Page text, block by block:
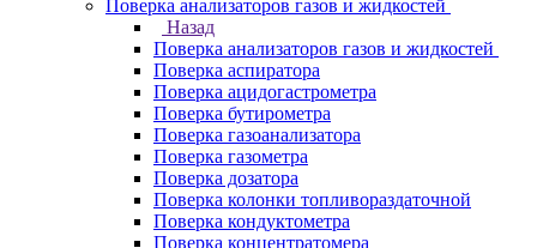
Поверка анализаторов газов и жидкостей
Назад
Поверка анализаторов газов и жидкостей
Поверка аспиратора
Поверка ацидогастрометра
Поверка бутирометра
Поверка газоанализатора
Поверка газометра
Поверка дозатора
Поверка колонки топливораздаточной
Поверка кондуктометра
Поверка концентратомера